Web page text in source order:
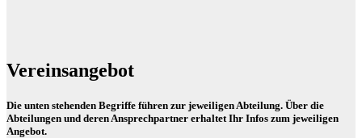
Vereinsangebot
Die unten stehenden Begriffe führen zur jeweiligen Abteilung. Über die
Abteilungen und deren Ansprechpartner erhaltet Ihr Infos zum jeweiligen
Angebot.